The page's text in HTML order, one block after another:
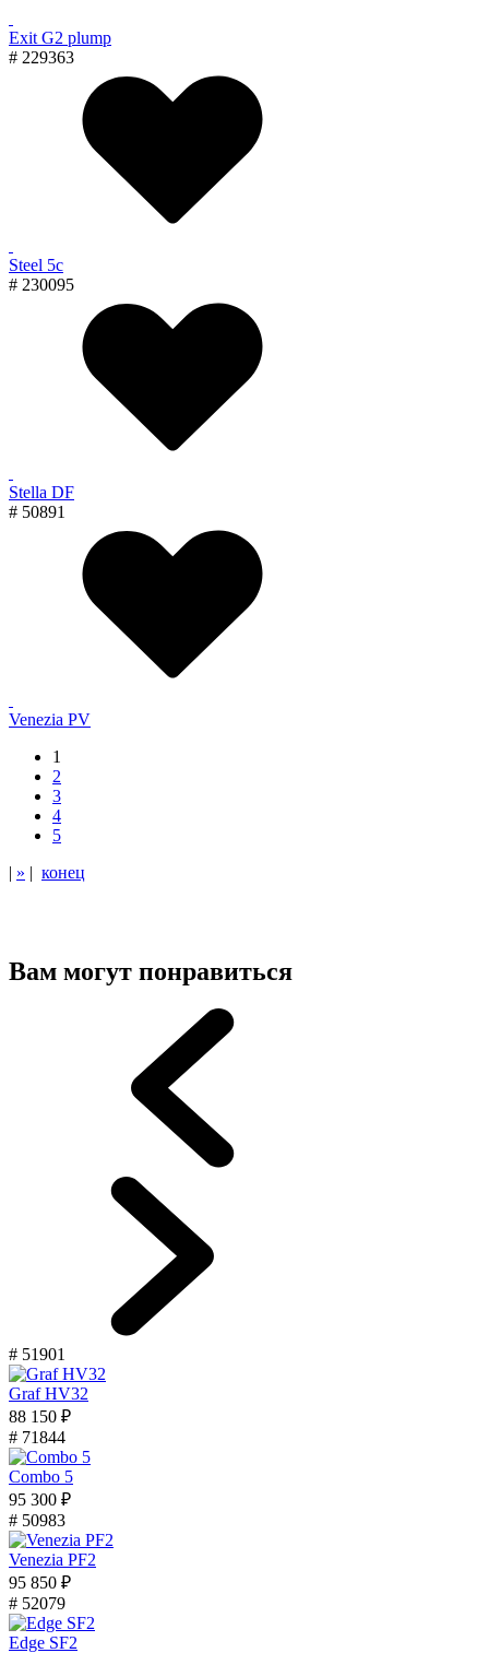
Exit G2 plump
# 229363
Steel 5с
# 230095
Stella DF
# 50891
Venezia PV
1
2
3
4
5
| » | конец
Вам могут понравиться
# 51901
Graf HV32
88 150 ₽
# 71844
Combo 5
95 300 ₽
# 50983
Venezia PF2
95 850 ₽
# 52079
Edge SF2